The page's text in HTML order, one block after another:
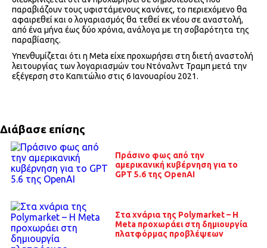
παραβιάζουν τους υφιστάμενους κανόνες, το περιεχόμενο θα
αφαιρεθεί και ο λογαριασμός θα τεθεί εκ νέου σε αναστολή,
από ένα μήνα έως δύο χρόνια, ανάλογα με τη σοβαρότητα της
παραβίασης.
Υπενθυμίζεται ότι η Meta είχε προχωρήσει στη διετή αναστολή
λειτουργίας των λογαριασμών του Ντόναλντ Τραμπ μετά την
εξέγερση στο Καπιτώλιο στις 6 Ιανουαρίου 2021.
Διάβασε επίσης
Πράσινο φως από την
αμερικανική κυβέρνηση για το
GPT 5.6 της OpenAI
Στα χνάρια της Polymarket – Η
Meta προχωράει στη δημιουργία
πλατφόρμας προβλέψεων